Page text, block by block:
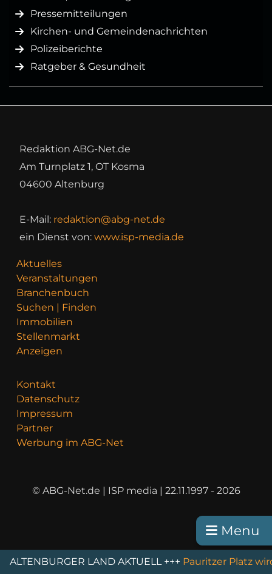
Menu
Pressemitteilungen
Kirchen- und Gemeindenachrichten
Polizeiberichte
Ratgeber & Gesundheit
Redaktion ABG-Net.de
Am Turnplatz 1, OT Kosma
04600 Altenburg
E-Mail: redaktion@abg-net.de
ein Dienst von: www.isp-media.de
Aktuelles
Veranstaltungen
Branchenbuch
Suchen | Finden
Immobilien
Stellenmarkt
Anzeigen
Kontakt
Datenschutz
Impressum
Partner
Werbung im ABG-Net
© ABG-Net.de | ISP media | 22.11.1997 - 2026
LAND AKTUELL +++Pauritzer Platz wird